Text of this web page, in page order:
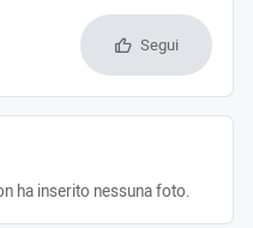
Segui
ha inserito nessuna foto.